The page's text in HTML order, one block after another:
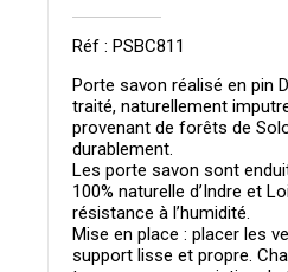
Réf : PSBC811
Porte savon réalisé en pin
traité, naturellement
provenant de forêts de
durablement.
Les porte savon sont
100% naturelle d’Indre et
résistance à l’humidité.
Mise en place : placer les
support lisse et propre.